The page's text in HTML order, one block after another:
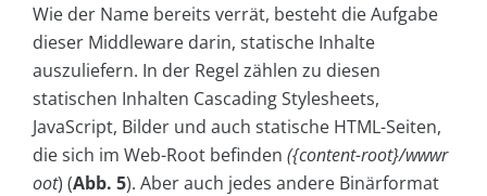
Wie der Name bereits verrät, besteht die Aufgabe
dieser Middleware darin, statische Inhalte
auszuliefern. In der Regel zählen zu diesen
statischen Inhalten Cascading Stylesheets,
JavaScript, Bilder und auch statische HTML-Seiten,
die sich im Web-Root befinden ({content-root}/wwwr
oot) (Abb. 5). Aber auch jedes andere Binärformat